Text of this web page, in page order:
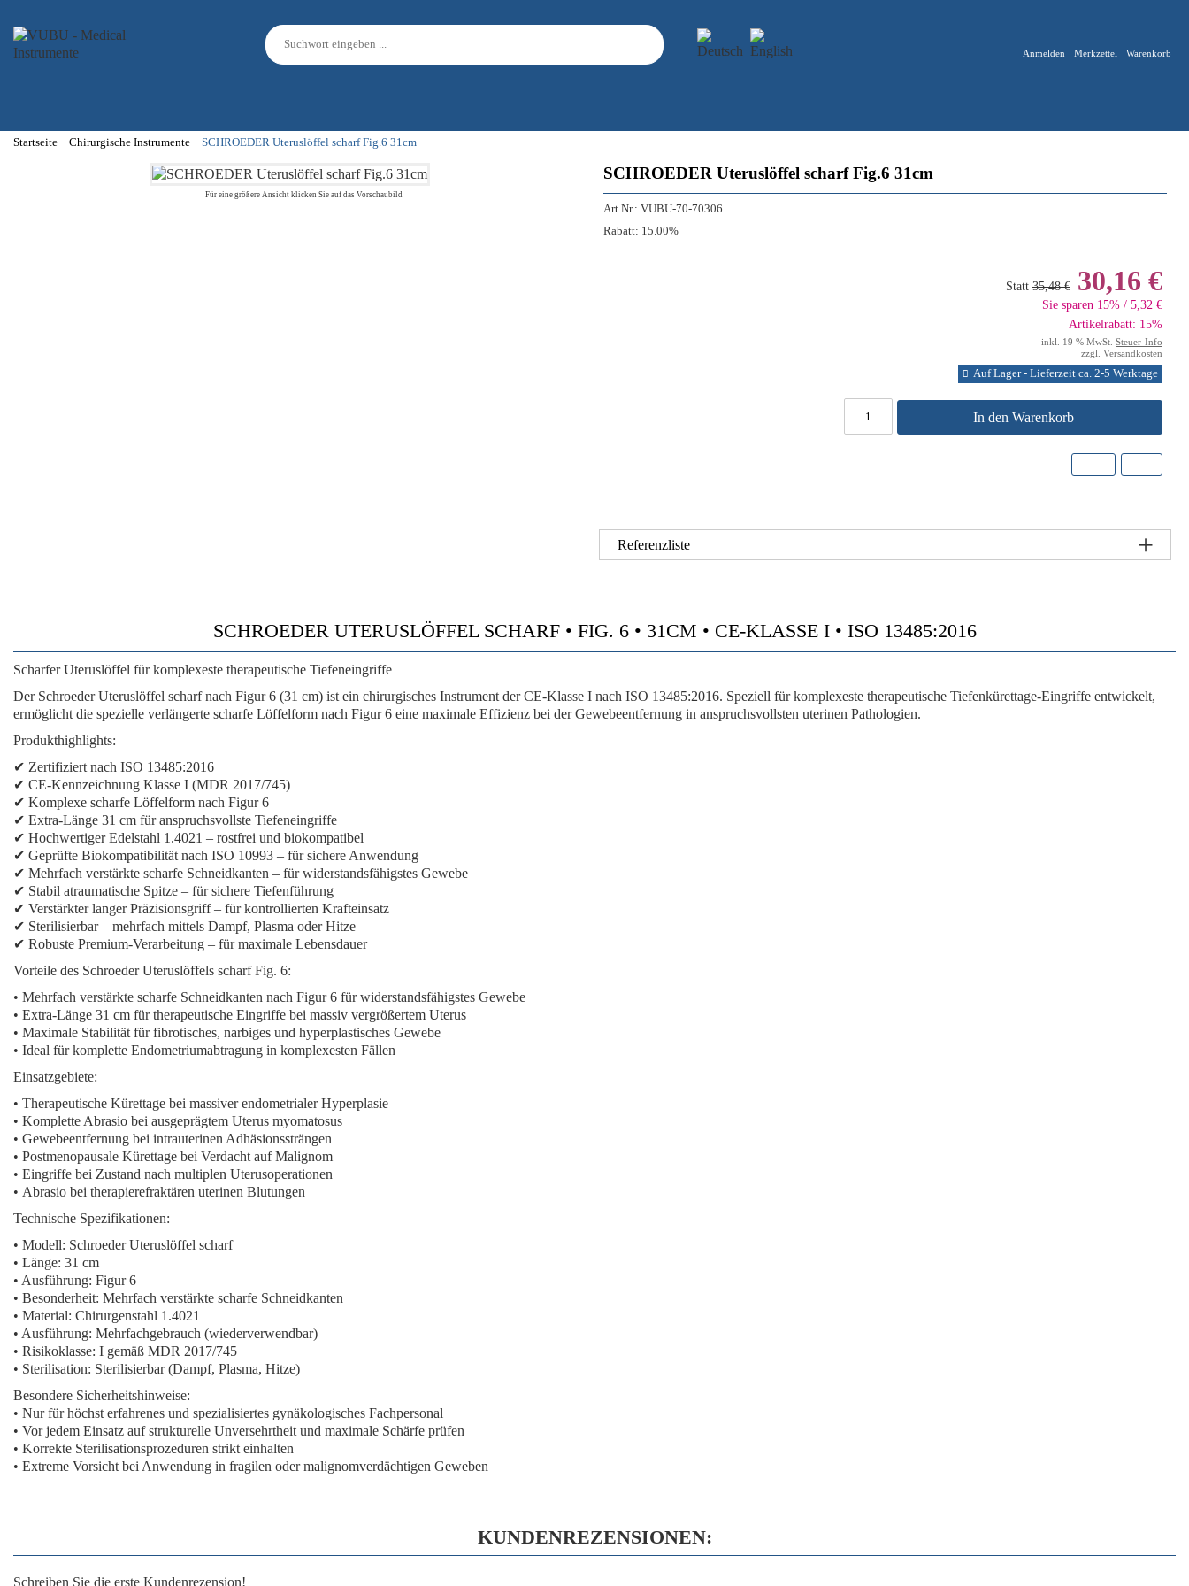
Anmelden Merkzettel Warenkorb
Startseite Chirurgische Instrumente SCHROEDER Uteruslöffel scharf Fig.6 31cm
Für eine größere Ansicht klicken Sie auf das Vorschaubild
SCHROEDER Uteruslöffel scharf Fig.6 31cm
Art.Nr.: VUBU-70-70306
Rabatt: 15.00%
Statt 35,48 € 30,16 €
Sie sparen 15% / 5,32 €
Artikelrabatt: 15%
inkl. 19 % MwSt. Steuer-Info
zzgl. Versandkosten
Auf Lager - Lieferzeit ca. 2-5 Werktage
In den Warenkorb
Referenzliste
SCHROEDER UTERUSLÖFFEL SCHARF • FIG. 6 • 31CM • CE-KLASSE I • ISO 13485:2016
Scharfer Uteruslöffel für komplexeste therapeutische Tiefeneingriffe
Der Schroeder Uteruslöffel scharf nach Figur 6 (31 cm) ist ein chirurgisches Instrument der CE-Klasse I nach ISO 13485:2016. Speziell für komplexeste therapeutische Tiefenkürettage-Eingriffe entwickelt,
ermöglicht die spezielle verlängerte scharfe Löffelform nach Figur 6 eine maximale Effizienz bei der Gewebeentfernung in anspruchsvollsten uterinen Pathologien.
Produkthighlights:
✔ Zertifiziert nach ISO 13485:2016
✔ CE-Kennzeichnung Klasse I (MDR 2017/745)
✔ Komplexe scharfe Löffelform nach Figur 6
✔ Extra-Länge 31 cm für anspruchsvollste Tiefeneingriffe
✔ Hochwertiger Edelstahl 1.4021 – rostfrei und biokompatibel
✔ Geprüfte Biokompatibilität nach ISO 10993 – für sichere Anwendung
✔ Mehrfach verstärkte scharfe Schneidkanten – für widerstandsfähigstes Gewebe
✔ Stabil atraumatische Spitze – für sichere Tiefenführung
✔ Verstärkter langer Präzisionsgriff – für kontrollierten Krafteinsatz
✔ Sterilisierbar – mehrfach mittels Dampf, Plasma oder Hitze
✔ Robuste Premium-Verarbeitung – für maximale Lebensdauer
Vorteile des Schroeder Uteruslöffels scharf Fig. 6:
• Mehrfach verstärkte scharfe Schneidkanten nach Figur 6 für widerstandsfähigstes Gewebe
• Extra-Länge 31 cm für therapeutische Eingriffe bei massiv vergrößertem Uterus
• Maximale Stabilität für fibrotisches, narbiges und hyperplastisches Gewebe
• Ideal für komplette Endometriumabtragung in komplexesten Fällen
Einsatzgebiete:
• Therapeutische Kürettage bei massiver endometrialer Hyperplasie
• Komplette Abrasio bei ausgeprägtem Uterus myomatosus
• Gewebeentfernung bei intrauterinen Adhäsionssträngen
• Postmenopausale Kürettage bei Verdacht auf Malignom
• Eingriffe bei Zustand nach multiplen Uterusoperationen
• Abrasio bei therapierefraktären uterinen Blutungen
Technische Spezifikationen:
• Modell: Schroeder Uteruslöffel scharf
• Länge: 31 cm
• Ausführung: Figur 6
• Besonderheit: Mehrfach verstärkte scharfe Schneidkanten
• Material: Chirurgenstahl 1.4021
• Ausführung: Mehrfachgebrauch (wiederverwendbar)
• Risikoklasse: I gemäß MDR 2017/745
• Sterilisation: Sterilisierbar (Dampf, Plasma, Hitze)
Besondere Sicherheitshinweise:
• Nur fürhöchst erfahrenes und spezialisiertes gynäkologisches Fachpersonal
• Vor jedem Einsatz aufstrukturelle Unversehrtheit und maximale Schärfe prüfen
• Korrekte Sterilisationsprozeduren strikt einhalten
• Extreme Vorsicht bei Anwendung in fragilen oder malignomverdächtigen Geweben
KUNDENREZENSIONEN:
Schreiben Sie die erste Kundenrezension!